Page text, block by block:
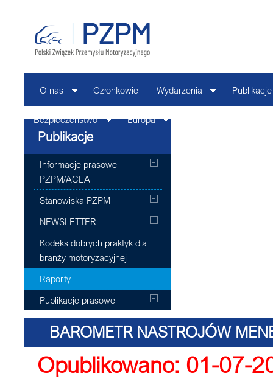
O nas Członkowie Wydarzenia Publikacje
Bezpieczeństwo Europa
Publikacje
Informacje prasowe
PZPM/ACEA
Stanowiska PZPM
NEWSLETTER
Kodeks dobrych praktyk dla
branży motoryzacyjnej
Raporty
Publikacje prasowe
BAROMETR NASTROJÓW
PZPM
Opublikowano: 01-07-